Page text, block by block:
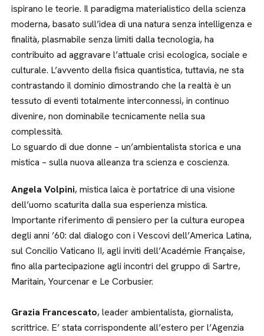
ispirano le teorie. Il paradigma materialistico della scienza
moderna, basato sull’idea di una natura senza intelligenza e
finalità, plasmabile senza limiti dalla tecnologia, ha
contribuito ad aggravare l’attuale crisi ecologica, sociale e
culturale. L’avvento della fisica quantistica, tuttavia, ne sta
contrastando il dominio dimostrando che la realtà è un
tessuto di eventi totalmente interconnessi, in continuo
divenire, non dominabile tecnicamente nella sua
complessità.
Lo sguardo di due donne – un’ambientalista storica e una
mistica – sulla nuova alleanza tra scienza e coscienza.
Angela Volpini, mistica laica è portatrice di una visione
dell’uomo scaturita dalla sua esperienza mistica.
Importante riferimento di pensiero per la cultura europea
degli anni ’60: dal dialogo con i Vescovi dell’America Latina,
sul Concilio Vaticano II, agli inviti dell’Académie Française,
fino alla partecipazione agli incontri del gruppo di Sartre,
Maritain, Yourcenar e Le Corbusier.
Grazia Francescato, leader ambientalista, giornalista,
scrittrice. E’ stata corrispondente all’estero per l’Agenzia